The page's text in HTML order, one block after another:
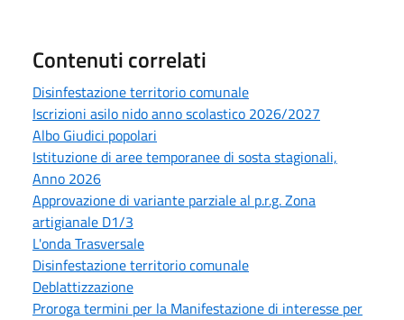
Contenuti correlati
Disinfestazione territorio comunale
Iscrizioni asilo nido anno scolastico 2026/2027
Albo Giudici popolari
Istituzione di aree temporanee di sosta stagionali,
Anno 2026
Approvazione di variante parziale al p.r.g. Zona
artigianale D1/3
L'onda Trasversale
Disinfestazione territorio comunale
Deblattizzazione
Proroga termini per la Manifestazione di interesse per